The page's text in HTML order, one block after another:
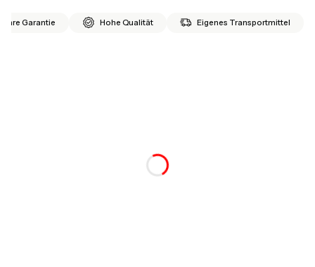
Garantie Hohe Qualität Eigenes Transportmittel